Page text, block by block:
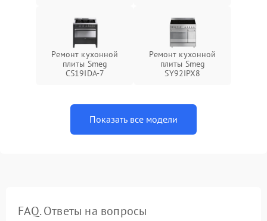
Ремонт кухонной
плиты Smeg
CS19IDA-7
Ремонт кухонной
плиты Smeg
SY92IPX8
Показать все модели
FAQ. Ответы на вопросы